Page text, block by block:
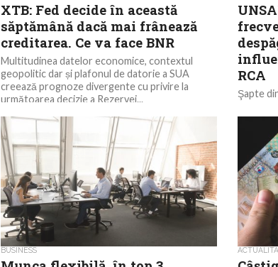
XTB: Fed decide în această
săptămână dacă mai frânează
creditarea. Ce va face BNR
Multitudinea datelor economice, contextul
geopolitic dar și plafonul de datorie a SUA
creează prognoze divergente cu privire la
următoarea decizie a Rezervei...
RCA
Şapte
rutiere,
BUSINESS